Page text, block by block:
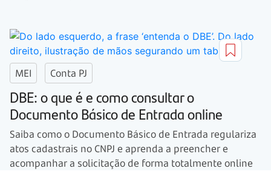
MEI Conta PJ
DBE: o que é e como consultar o
Documento Básico de Entrada online
Saiba como o Documento Básico de Entrada regulariza
atos cadastrais no CNPJ e aprenda a preencher e
acompanhar a solicitação de forma totalmente online